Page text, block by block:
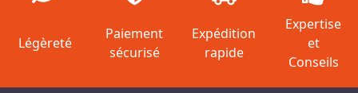
Légèreté
Paiement
sécurisé
Expédition
rapide
Expertise
et
Conseils